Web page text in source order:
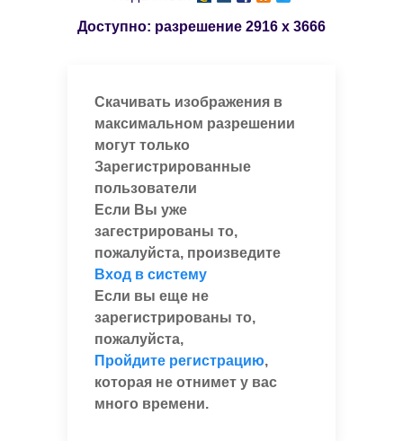
Доступно: разрешение 2916 x 3666
Скачивать изображения в
максимальном разрешении
могут только
Зарегистрированные
пользователи
Если Вы уже
загестрированы то,
пожалуйста, произведите
Вход в систему
Если вы еще не
зарегистрированы то,
пожалуйста,
Пройдите регистрацию,
которая не отнимет у вас
много времени.